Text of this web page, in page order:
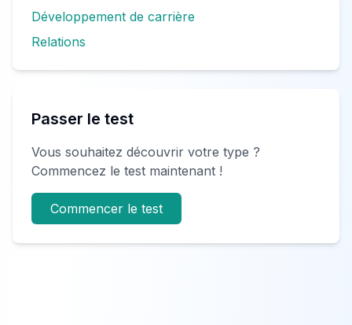
Développement de carrière
Relations
Passer le test
Vous souhaitez découvrir votre type ?
Commencez le test maintenant !
Commencer le test